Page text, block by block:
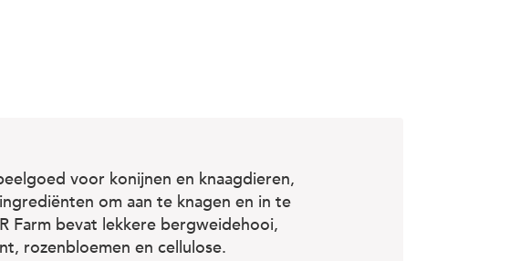
voor konijnen en knaagdieren,
om aan te knagen en in te
Farm bevat lekkere bergweidehooi,
rozenbloemen en cellulose.